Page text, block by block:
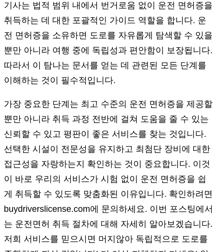
기사는 법적 범위 내에서 번거로움 없이 운전 면허증을
취득하는 데 대한 포괄적인 가이드 역할을 합니다. 운
전 면허증을 소유하면 도로를 자유롭게 탐색할 수 있을
뿐만 아니라 여행 중에 독립성과 편안함이 보장됩니다.
따라서 이 탐나는 문서를 얻는 데 관련된 모든 단계를
이해하는 것이 필수적입니다.
가장 중요한 단계는 최고 수준의 운전 면허증을 제공할
뿐만 아니라 취득 과정 전반에 걸쳐 도움을 줄 수 있는
신뢰할 수 있고 평판이 좋은 서비스를 찾는 것입니다.
선택한 시설이 전문성을 유지하고 최첨단 장비에 대한
접근성을 자랑하는지 확인하는 것이 중요합니다. 이것
이 바로 우리의 서비스가 시험 없이 운전 면허증을 쉽
게 취득할 수 있도록 맞춤화된 이유입니다. 확인하려면
buydriverslicense.com에 문의하세요. 이번 포스팅에서
는 운전면허 취득 절차에 대해 자세히 알아보겠습니다.
저희 서비스를 믿으시면 머지않아 독립적으로 도로를